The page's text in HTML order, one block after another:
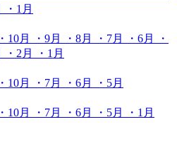
・1月
・10月 ・9月 ・8月 ・7月 ・6月
・
・2月
・1月
・10月 ・7月 ・6月
・5月
・10月 ・7月 ・6月 ・5月
・1月